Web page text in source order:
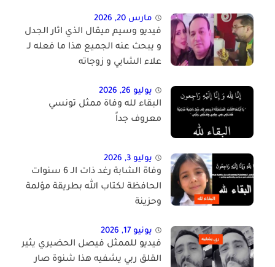
مارس 20, 2026
فيديو وسيم ميقال الذي اثار الجدل
و يبحث عنه الجميع هذا ما فعله لـ
علاء الشابي و زوجاته
يوليو 26, 2026
البقاء لله وفاة ممثل تونسي
معروف جداً
يوليو 3, 2026
وفاة الشابة رغد ذات الـ 6 سنوات
الحافظة لكتاب الله بطريقة مؤلمة
وحزينة
يونيو 17, 2026
فيديو للممثل فيصل الحضيري يثير
القلق ربي يشفيه هذا شنوة صار